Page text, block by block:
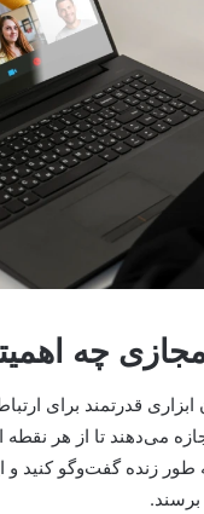
چه
قدرتمند برای
می‌دهند تا از هر
زنده گفت‌وگو کنید و